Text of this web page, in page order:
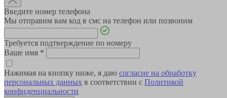
Введите номер телефона
Мы отправим вам код в смс на телефон или позвоним
Требуется подтверждение по номеру
Ваше имя *
Нажимая на кнопку ниже, я даю согласие на обработку
персональных данных в соответствии с Политикой
конфиденциальности